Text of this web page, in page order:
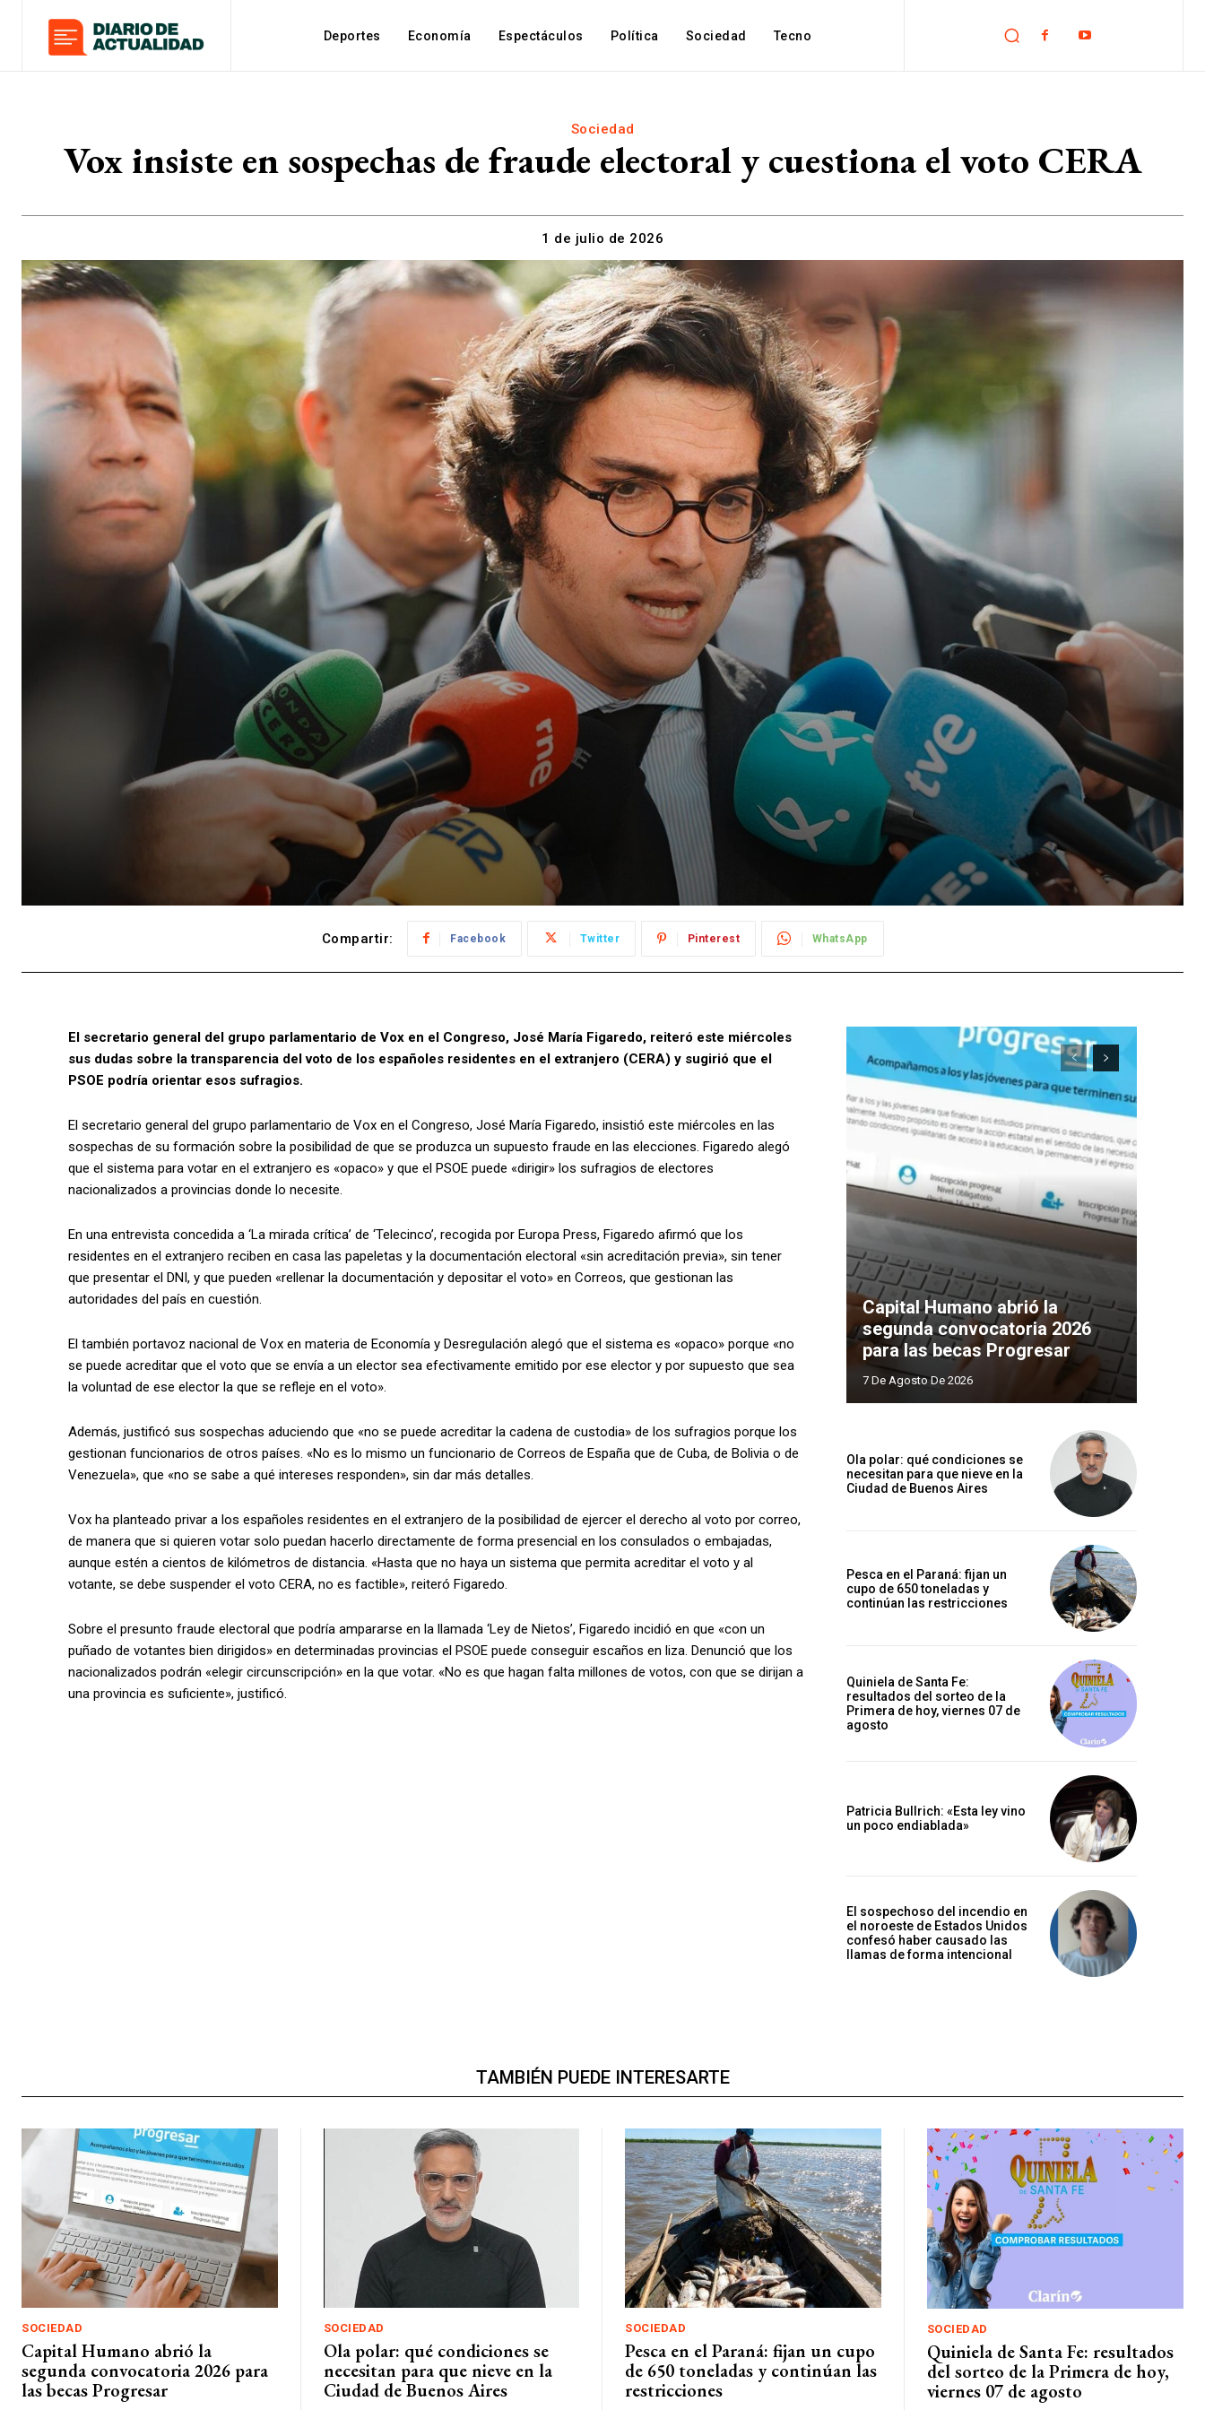
Deportes Economía Espectáculos Política Sociedad Tecno
Sociedad
Vox insiste en sospechas de fraude electoral y cuestiona el voto CERA
1 de julio de 2026
Compartir: Facebook Twitter Pinterest WhatsApp
El secretario general del grupo parlamentario de Vox en el Congreso, José María Figaredo, reiteró este miércoles
sus dudas sobre la transparencia del voto de los españoles residentes en el extranjero (CERA) y sugirió que el
PSOE podría orientar esos sufragios.
El secretario general del grupo parlamentario de Vox en el Congreso, José María Figaredo, insistió este miércoles en las
sospechas de su formación sobre la posibilidad de que se produzca un supuesto fraude en las elecciones. Figaredo alegó
que el sistema para votar en el extranjero es «opaco» y que el PSOE puede «dirigir» los sufragios de electores
nacionalizados a provincias donde lo necesite.
En una entrevista concedida a ‘La mirada crítica’ de ‘Telecinco’, recogida por Europa Press, Figaredo afirmó que los
residentes en el extranjero reciben en casa las papeletas y la documentación electoral «sin acreditación previa», sin tener
que presentar el DNI, y que pueden «rellenar la documentación y depositar el voto» en Correos, que gestionan las
autoridades del país en cuestión.
El también portavoz nacional de Vox en materia de Economía y Desregulación alegó que el sistema es «opaco» porque «no
se puede acreditar que el voto que se envía a un elector sea efectivamente emitido por ese elector y por supuesto que sea
la voluntad de ese elector la que se refleje en el voto».
Además, justificó sus sospechas aduciendo que «no se puede acreditar la cadena de custodia» de los sufragios porque los
gestionan funcionarios de otros países. «No es lo mismo un funcionario de Correos de España que de Cuba, de Bolivia o de
Venezuela», que «no se sabe a qué intereses responden», sin dar más detalles.
Vox ha planteado privar a los españoles residentes en el extranjero de la posibilidad de ejercer el derecho al voto por correo,
de manera que si quieren votar solo puedan hacerlo directamente de forma presencial en los consulados o embajadas,
aunque estén a cientos de kilómetros de distancia. «Hasta que no haya un sistema que permita acreditar el voto y al
votante, se debe suspender el voto CERA, no es factible», reiteró Figaredo.
Sobre el presunto fraude electoral que podría ampararse en la llamada ‘Ley de Nietos’, Figaredo incidió en que «con un
puñado de votantes bien dirigidos» en determinadas provincias el PSOE puede conseguir escaños en liza. Denunció que los
nacionalizados podrán «elegir circunscripción» en la que votar. «No es que hagan falta millones de votos, con que se dirijan a
una provincia es suficiente», justificó.
Capital Humano abrió la
segunda convocatoria 2026
para las becas Progresar
7 De Agosto De 2026
Ola polar: qué condiciones se
necesitan para que nieve en la
Ciudad de Buenos Aires
Pesca en el Paraná: fijan un
cupo de 650 toneladas y
continúan las restricciones
Quiniela de Santa Fe:
resultados del sorteo de la
Primera de hoy, viernes 07 de
agosto
Patricia Bullrich: «Esta ley vino
un poco endiablada»
El sospechoso del incendio en
el noroeste de Estados Unidos
confesó haber causado las
llamas de forma intencional
TAMBIÉN PUEDE INTERESARTE
SOCIEDAD
Capital Humano abrió la
segunda convocatoria 2026 para
las becas Progresar
SOCIEDAD
Ola polar: qué condiciones se
necesitan para que nieve en la
Ciudad de Buenos Aires
SOCIEDAD
Pesca en el Paraná: fijan un cupo
de 650 toneladas y continúan las
restricciones
SOCIEDAD
Quiniela de Santa Fe: resultados
del sorteo de la Primera de hoy,
viernes 07 de agosto